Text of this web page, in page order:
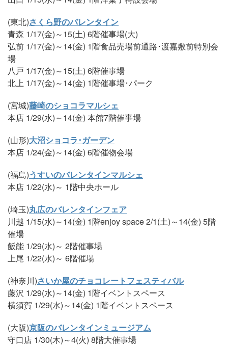
(東北)さくら野のバレンタイン
青森 1/17(金)～15(土) 6階催事場(大)
弘前 1/17(金)～14(金) 1階食品売場前通路･渡嘉敷前特別会
場
八戸 1/17(金)～15(土) 6階催事場
北上 1/17(金)～14(金) 1階催事場･パーク
(宮城)藤崎のショコラマルシェ
本店 1/29(水)～14(金) 本館7階催事場
(山形)大沼ショコラ･ガーデン
本店 1/24(金)～14(金) 6階催物会場
(福島)うすいのバレンタインマルシェ
本店 1/22(水)～ 1階中央ホール
(埼玉)丸広のバレンタインフェア
川越 1/15(水)～14(金) 1階enjoy space 2/1(土)～14(金) 5階
催場
飯能 1/29(水)～ 2階催事場
上尾 1/22(水)～ 6階催場
(神奈川)さいか屋のチョコレートフェスティバル
藤沢 1/29(水)～14(金) 1階イベントスペース
横須賀 1/29(水)～14(金) 1階イベントスペース
(大阪)京阪のバレンタインミュージアム
守口店 1/30(木)～4(火) 8階大催事場